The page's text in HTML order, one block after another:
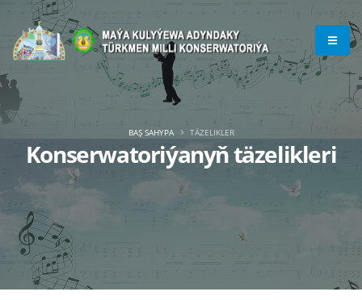
Konserwatoriýanyň täzelikleri
BAŞ SAHYPA TÄZELIKLER